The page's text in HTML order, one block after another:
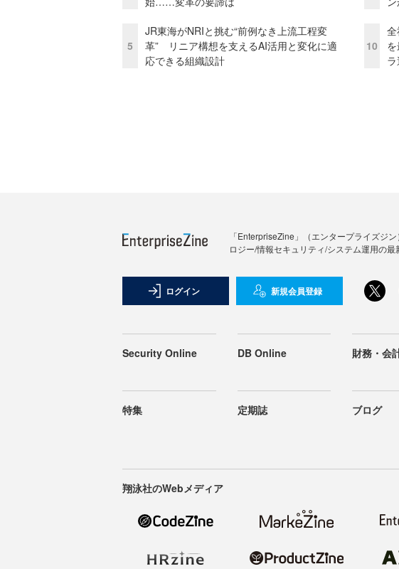
5
JR東海がNRIと挑む“前例なき上流工程変
革” リニア構想を支えるAI活用と変化に適
応できる組織設計
10
「EnterpriseZine」（エンタープライズジ
ロジー/情報セキュリティ/システム運用の
ログイン 新規会員登録
Security Online DB Online 財務・会
特集 定期誌 ブログ
翔泳社のWebメディア